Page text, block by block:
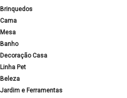
Brinquedos
Cama
Mesa
Banho
Decoração Casa
Linha Pet
Beleza
Jardim e Ferramentas